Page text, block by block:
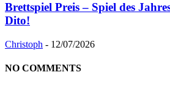
Brettspiel Preis – Spiel des
Dito!
Christoph - 12/07/2026
NO COMMENTS